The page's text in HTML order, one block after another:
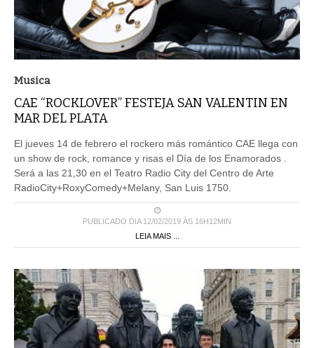
Musica
CAE “ROCKLOVER” FESTEJA SAN VALENTIN EN
MAR DEL PLATA
El jueves 14 de febrero el rockero más romántico CAE llega con
un show de rock, romance y risas el Día de los Enamorados .
Será a las 21,30 en el Teatro Radio City del Centro de Arte
RadioCity+RoxyComedy+Melany, San Luis 1750.
PUBLICADO DIA 12/02/2019 ÀS 16H12MIN
LEIA MAIS ...